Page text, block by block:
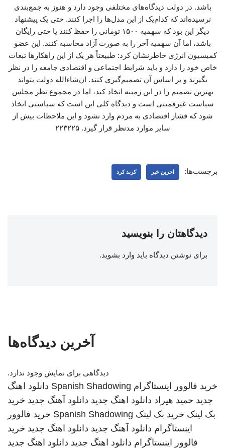
باشد. در دولت دیدگاه‌های مختلفی وجود دارد و هنوز به جمع‌بندی
نرسیده‌اند که کدام‌یک از این مدل‌ها را اجرا کنند. حتی یک پیشنهاد
دیگر این بود که سهمیه ۱۵۰۰ تومانی را حفظ کنند یا حتی رایگان
باشد، اما آن سهمیه آخر را به صورت آزاد محاسبه کنند. این عضو
کمیسیون انرژی خاطرنشان کرد: طبیعتاً هر یک از این راهکارها تبعات
خاص خود را دارد و باید شرایط اجتماعی و اقتصادی جامعه را در نظر
بگیرند و بر اساس آن تصمیم‌گیری کنند. ان‌شاءالله دولت بتواند
بهترین تصمیم را در این زمینه اتخاذ کند، اما در مجموع نظر مجلس
سیاست غیرقمیتی است و دیدگاه کلی این است که سیاستی اتخاذ
شود که فشار اقتصادی به مردم وارد نشود و این ملاحظات بیش از
سایر موارد مدنظر قرار گیرد. ۲۲۳۲۲۵
برچسب‌ها: اخرین خبر کرند کرد
دیدگاهتان را بنویسید
برای نوشتن دیدگاه باید وارد بشوید.
آخرین دیدگاه‌ها
دیدگاهی برای نمایش وجود ندارد.
خرید فالوور اینستاگرام Spanish Shadowing دانلود اهنگ
جدید حمید هیراد دانلود اهنگ جدید دانلود آهنگ جدید خرید
بک لینک خرید بک لینک Spanish Shadowing خرید فالوور
اینستاگرام دانلود آهنگ جدید دانلود اهنگ جدید خرید
فالوور اینستاگرام دانلود اهنگ جدید دانلود اهنگ جدید